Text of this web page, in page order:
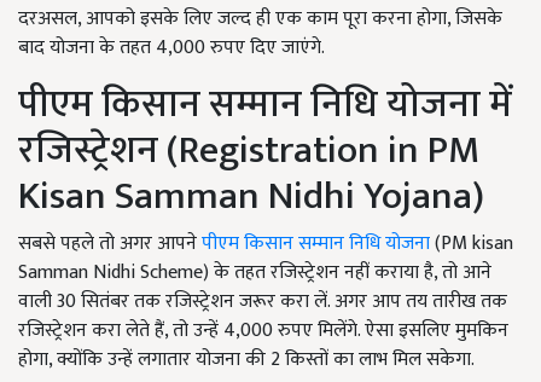
दरअसल, आपको इसके लिए जल्द ही एक काम पूरा करना होगा, जिसके
बाद योजना के तहत 4,000 रुपए दिए जाएंगे.
पीएम किसान सम्मान निधि योजना में
रजिस्ट्रेशन (Registration in PM
Kisan Samman Nidhi Yojana)
सबसे पहले तो अगर आपनेपीएम किसान सम्मान निधि योजना(PM kisan
Samman Nidhi Scheme) के तहत रजिस्ट्रेशन नहीं कराया है, तो आने
वाली 30 सितंबर तक रजिस्ट्रेशन जरूर करा लें. अगर आप तय तारीख तक
रजिस्ट्रेशन करा लेते हैं, तो उन्हें 4,000 रुपए मिलेंगे. ऐसा इसलिए मुमकिन
होगा, क्योंकि उन्हें लगातार योजना की 2 किस्तों का लाभ मिल सकेगा.